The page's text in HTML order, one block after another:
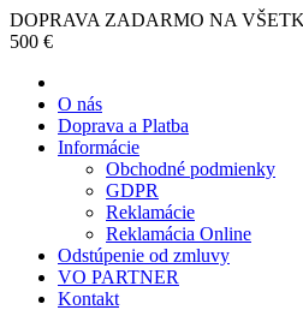
DOPRAVA ZADARMO NA
500 €
O nás
Doprava a Platba
Informácie
Obchodné podmienky
GDPR
Reklamácie
Reklamácia Online
Odstúpenie od zmluvy
VO PARTNER
Kontakt